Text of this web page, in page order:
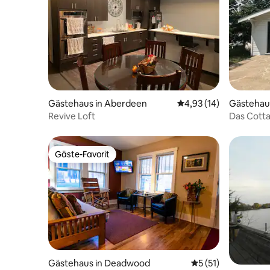
Gästehaus in Aberdeen Durchschnittliche
4,93 (14)
Revive Loft
Das
Gäste-Favorit
Gäste-Favorit
Gästehaus in Deadwood Durchschnittliche
5 (51)